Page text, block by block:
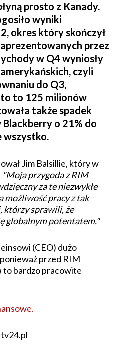
prosto z Kanady.
wyniki
okres który skończył
przez
w Q4 wyniosły
czyli
do Q3,
to 125 milionów
także spadek
o 21% do
wszystko.
Jim Balsillie, który w
"Moja przygoda z RIM
za te niezwykłe
możliwość pracy z tak
którzy sprawili, że
globalnym potentatem."
(CEO) dużo
przed RIM
to bardzo pracowite